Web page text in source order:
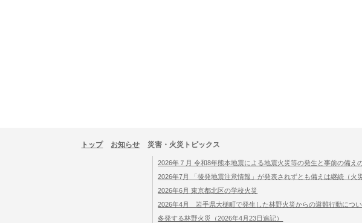
トップ お知らせ 災害・火災トピックス
2026年７月 令和8年熊本地震による地震火災等の発生と事前の備え
2026年7月 「後発地震注意情報」が発表されずとも備えは継続（火
2026年6月 東京都北区の学校火災
2026年4月 岩手県大槌町で発生した林野火災からの避難行動につ
多発する林野火災（2026年4月23日追記）